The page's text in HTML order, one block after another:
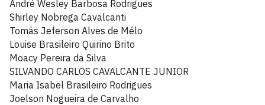
André Wesley Barbosa Rodrigues
Shirley Nobrega Cavalcanti
Tomás Jeferson Alves de Mélo
Louise Brasileiro Quirino Brito
Moacy Pereira da Silva
SILVANDO CARLOS CAVALCANTE JUNIOR
Maria Isabel Brasileiro Rodrigues
Joelson Nogueira de Carvalho